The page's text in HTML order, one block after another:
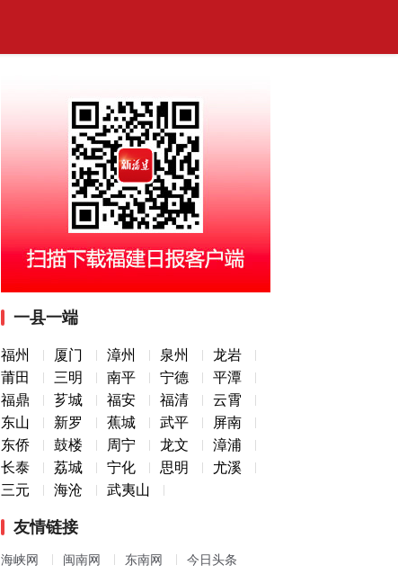
一县一端
福州 厦门 漳州 泉州
龙岩
莆田
三明 南平 宁德
平潭
福鼎
芗城 福安 福清
云霄
东山
新罗 蕉城 武平
屏南
东侨
鼓楼 周宁 龙文
漳浦
长泰
荔城 宁化 思明
尤溪
三元
海沧 武夷山
友情链接
海峡网 闽南网 东南网 今日头条